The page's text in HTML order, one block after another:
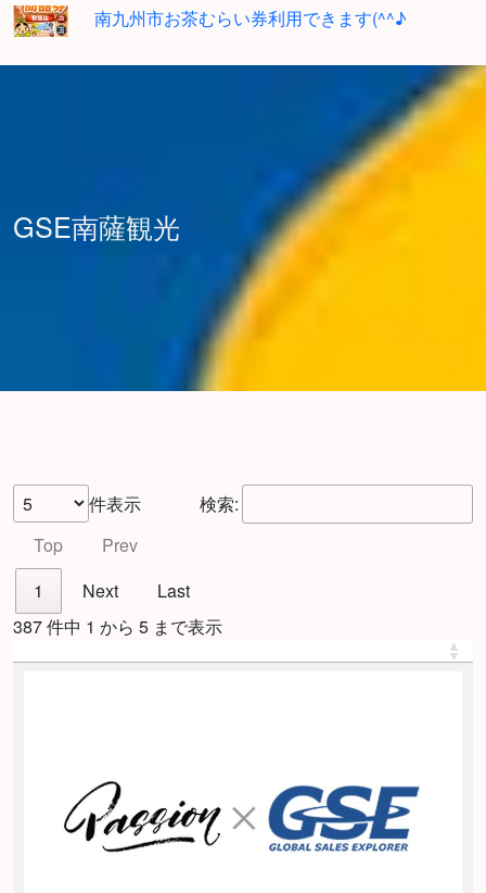
南九州市お茶むらい券利用できます(^^♪
GSE南薩観光
件表示
検索:
Top
Prev
1
Next
Last
387 件中 1 から 5 まで表示